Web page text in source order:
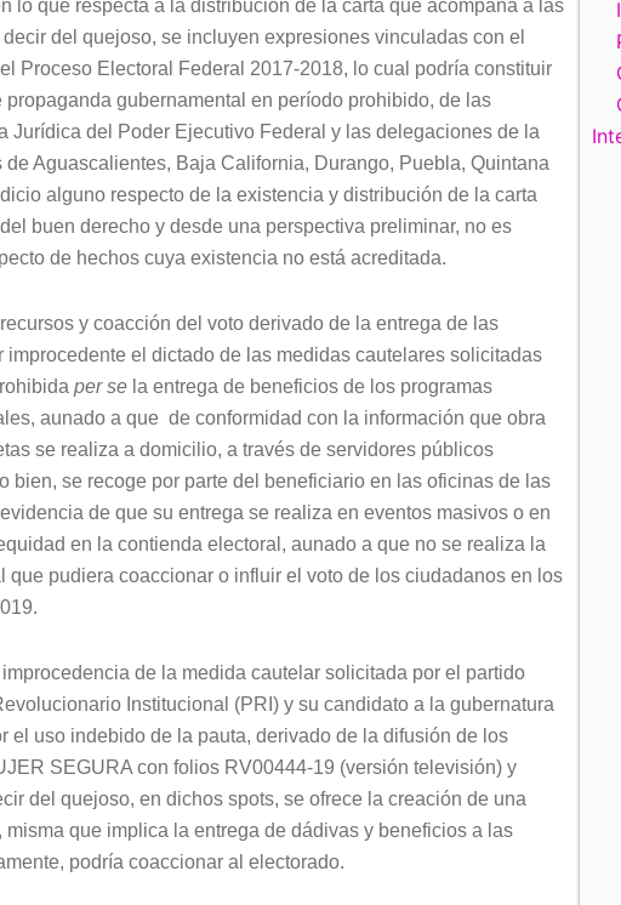
lo que respecta a la distribución de la carta que acompaña a las
del quejoso, se incluyen expresiones vinculadas con el
Proceso Electoral Federal 2017-2018, lo cual podría constituir
gubernamental en período prohibido, de las
Jurídica del Poder Ejecutivo Federal y las delegaciones de la
Aguascalientes, Baja California, Durango, Puebla, Quintana
alguno respecto de la existencia y distribución de la carta
buen derecho y desde una perspectiva preliminar, no es
de hechos cuya existencia no está acreditada.
y coacción del voto derivado de la entrega de las
el dictado de las medidas cautelares solicitadas
per se la entrega de beneficios de los programas
aunado a que de conformidad con la información que obra
se realiza a domicilio, a través de servidores públicos
bien, se recoge por parte del beneficiario en las oficinas de las
de que su entrega se realiza en eventos masivos o en
en la contienda electoral, aunado a que no se realiza la
que pudiera coaccionar o influir el voto de los ciudadanos en los
de la medida cautelar solicitada por el partido
Institucional (PRI) y su candidato a la gubernatura
el uso indebido de la pauta, derivado de la difusión de los
SEGURA con folios RV00444-19 (versión televisión) y
del quejoso, en dichos spots, se ofrece la creación de una
, misma que implica la entrega de dádivas y beneficios a las
podría coaccionar al electorado.